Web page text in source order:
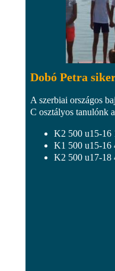
Dobó Petra
A szerbiai országos
C osztályos tanulónk
K2 500 u15-16
K1 500 u15-16
K2 500 u17-18